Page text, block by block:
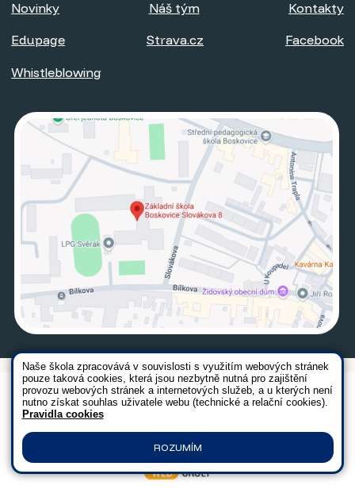
Novinky Náš tým Kontakty
Edupage Strava.cz Facebook
Whistleblowing
Všechna práva vyhrazena. Copyright © 2026 | Mapa stránek|
Kontakty|Přihlásit| Prohlášení o přístupnosti|Pravidla COOKIES
Naše škola zpracovává v souvislosti s využitím webových stránek
pouze taková cookies, která jsou nezbytně nutná pro zajištění
provozu webových stránek a internetových služeb, a u kterých není
nutno získat souhlas uživatele webu (technické a relační cookies).
Pravidla cookies
ROZUMÍM